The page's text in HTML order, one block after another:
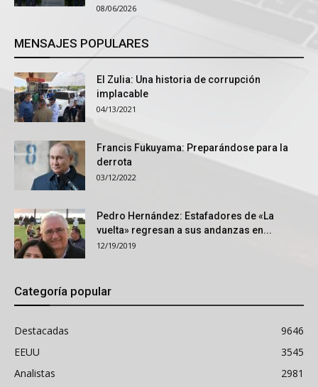
08/06/2026
MENSAJES POPULARES
El Zulia: Una historia de corrupción
implacable
04/13/2021
Francis Fukuyama: Preparándose para la
derrota
03/12/2022
Pedro Hernández: Estafadores de «La
vuelta» regresan a sus andanzas en...
12/19/2019
Categoría popular
Destacadas
9646
EEUU
3545
Analistas
2981